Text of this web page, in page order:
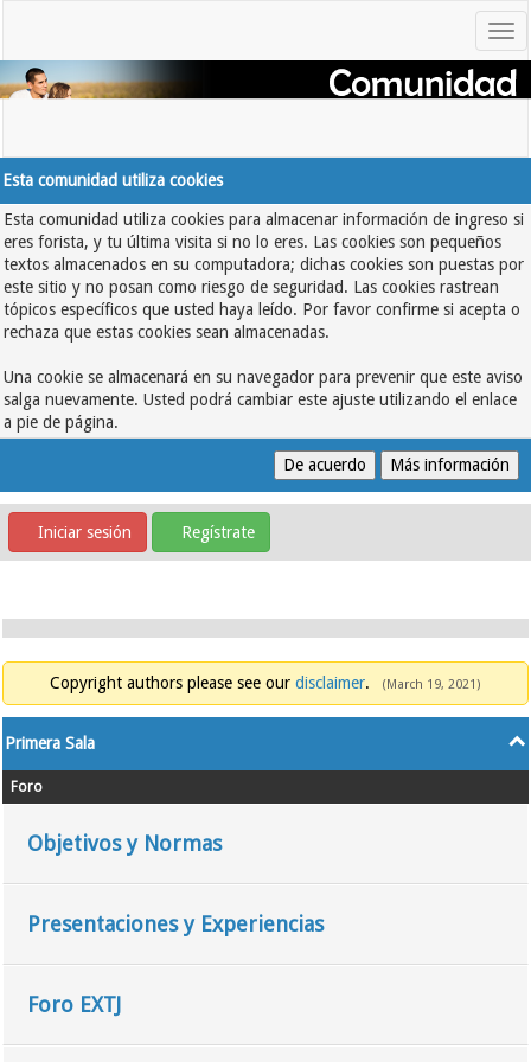
Esta comunidad utiliza cookies
Esta comunidad utiliza cookies para almacenar información de ingreso si
eres forista, y tu última visita si no lo eres. Las cookies son pequeños
textos almacenados en su computadora; dichas cookies son puestas por
este sitio y no posan como riesgo de seguridad. Las cookies rastrean
tópicos específicos que usted haya leído. Por favor confirme si acepta o
rechaza que estas cookies sean almacenadas.
Una cookie se almacenará en su navegador para prevenir que este aviso
salga nuevamente. Usted podrá cambiar este ajuste utilizando el enlace
a pie de página.
Iniciar sesión Regístrate
Copyright authors please see our disclaimer. (March 19, 2021)
Primera Sala
Foro
Objetivos y Normas
Presentaciones y Experiencias
Foro EXTJ